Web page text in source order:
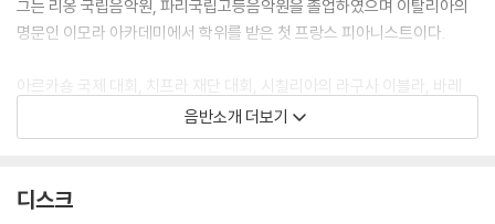
그는 리옹 국립음악원, 파리국립고등음악원을 졸업하였으며 이탈리아의
명문인 이모라 아카데미에서 학위를 받은 첫 프랑스 피아니스트이다.
아르카숑 국제 대회, 치프라 재단 대회, 시칠리아의 라구사 이블라, 바레
나-레이크 코도 국제 대회 등 여러 국제 대회에서 우승하였다.
랑 등의 음악을 편곡하여 무한한 왼손 연주의 가능성을 보여주고 있다.
음반소개 더보기
디스크